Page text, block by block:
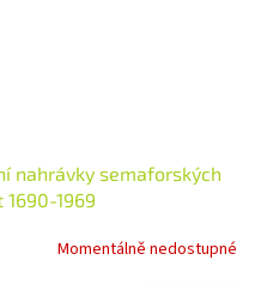
nahrávky semaforských
1969
Momentálně nedostupné